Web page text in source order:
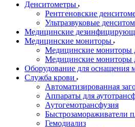
Денситометры
Рентгеновские
Ультразвуковые
Медицинские
Медицинские мониторы
Медицинские мониторы
Медицинские мониторы
Оборудование для оснащения
Служба крови
Автоматизированная
Аппараты для
Аутогемотрансфузия
Быстрозамораживатели
Гемодиализ